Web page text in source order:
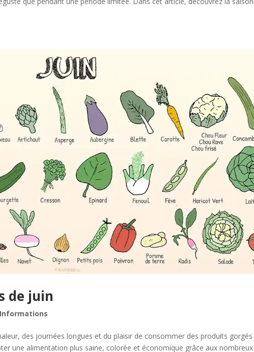
de juin
Informations
des journées longues et du plaisir de consommer des produits
une alimentation plus saine, colorée et économique grâce aux nombreux